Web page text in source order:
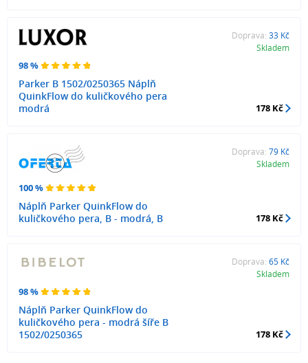
98 %
Parker B 1502/0250365 Náplň
QuinkFlow do kuličkového pera
modrá
Doprava: 33 Kč
Skladem
178 Kč
100 %
Náplň Parker QuinkFlow do
kuličkového pera, B - modrá, B
Doprava: 79 Kč
Skladem
178 Kč
98 %
Náplň Parker QuinkFlow do
kuličkového pera - modrá šíře B
1502/0250365
Doprava: 65 Kč
Skladem
178 Kč